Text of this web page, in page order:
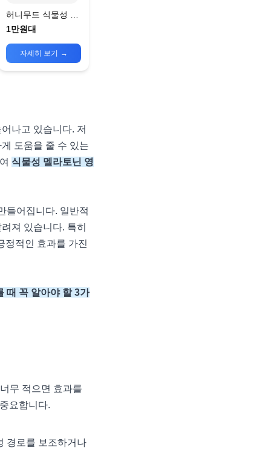
허니무드 식물성 멜
라토닌
1만원대
자세히 보기 →
나고 있습니다. 저
도움을 줄 수 있는
식물성 멜라토닌 영
들어집니다. 일반적
져 있습니다. 특히
정적인 효과를 가진
때 꼭 알아야 할 3가
무 적으면 효과를
요합니다.
경로를 보조하거나